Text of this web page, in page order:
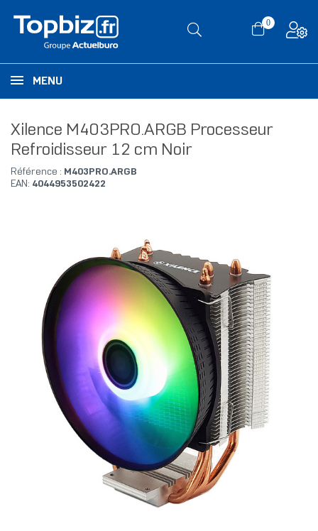
0
MENU
Xilence M403PRO.ARGB Processeur
Refroidisseur 12 cm Noir
Référence : M403PRO.ARGB
EAN: 4044953502422